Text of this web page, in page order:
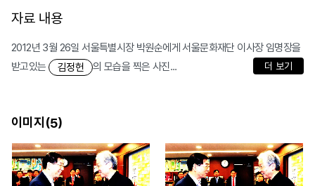
자료 내용
2012년 3월 26일 서울특별시장 박원순에게 서울문화재단 이사장 임명장을
받고있는
김정헌 의 모습을 찍은 사진... 더 보기
이미지(5)